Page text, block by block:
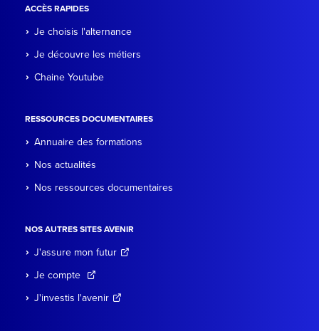
ACCÈS RAPIDES
Je choisis l'alternance
Je découvre les métiers
Chaine Youtube
RESSOURCES DOCUMENTAIRES
Annuaire des formations
Nos actualités
Nos ressources documentaires
NOS AUTRES SITES AVENIR
J'assure mon futur
Je compte
J'investis l'avenir